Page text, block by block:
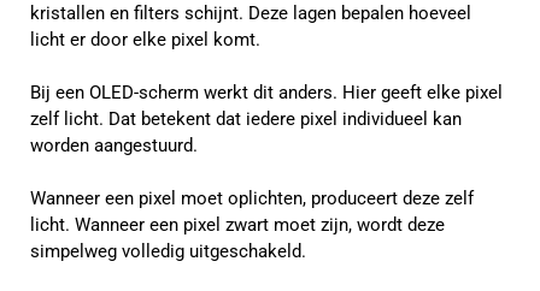
kristallen en filters schijnt. Deze lagen bepalen hoeveel
licht er door elke pixel komt.
Bij een OLED-scherm werkt dit anders. Hier geeft elke pixel
zelf licht. Dat betekent dat iedere pixel individueel kan
worden aangestuurd.
Wanneer een pixel moet oplichten, produceert deze zelf
licht. Wanneer een pixel zwart moet zijn, wordt deze
simpelweg volledig uitgeschakeld.